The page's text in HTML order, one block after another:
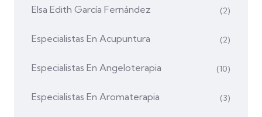
Elsa Edith García Fernández (2)
Especialistas En Acupuntura (2)
Especialistas En Angeloterapia (10)
Especialistas En Aromaterapia (3)